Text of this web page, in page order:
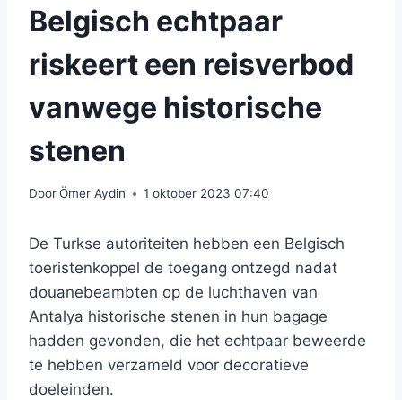
Belgisch echtpaar
riskeert een reisverbod
vanwege historische
stenen
DoorÖmer Aydin 1 oktober 2023 07:40
De Turkse autoriteiten hebben een Belgisch
toeristenkoppel de toegang ontzegd nadat
douanebeambten op de luchthaven van
Antalya historische stenen in hun bagage
hadden gevonden, die het echtpaar beweerde
te hebben verzameld voor decoratieve
doeleinden.